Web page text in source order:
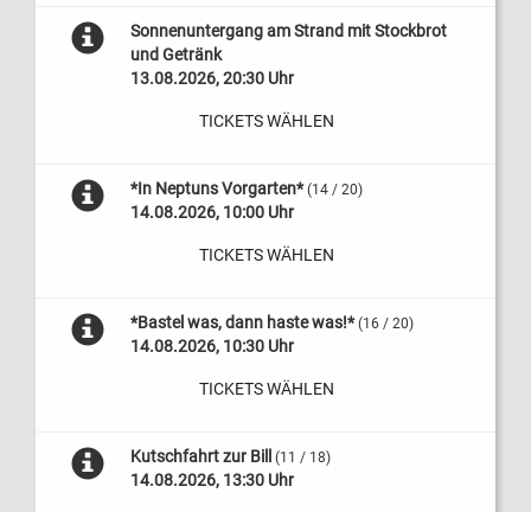
Sonnenuntergang am Strand mit Stockbrot
und Getränk
13.08.2026, 20:30 Uhr
TICKETS WÄHLEN
*In Neptuns Vorgarten* (14 / 20)
14.08.2026, 10:00 Uhr
TICKETS WÄHLEN
*Bastel was, dann haste was!* (16 / 20)
14.08.2026, 10:30 Uhr
TICKETS WÄHLEN
Kutschfahrt zur Bill (11 / 18)
14.08.2026, 13:30 Uhr